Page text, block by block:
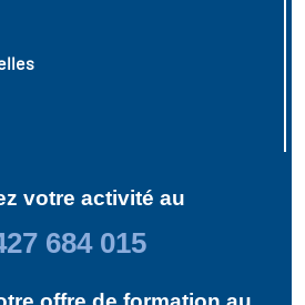
votre activité au
684 015